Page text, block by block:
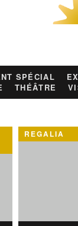
SPÉCIAL
THÉÂTRE
REGALIA